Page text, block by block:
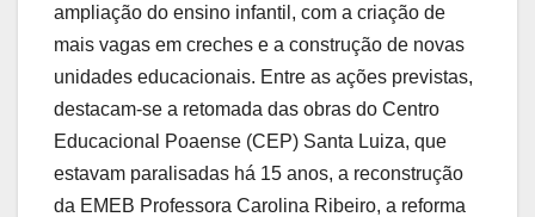
ampliação do ensino infantil, com a criação de
mais vagas em creches e a construção de novas
unidades educacionais. Entre as ações previstas,
destacam-se a retomada das obras do Centro
Educacional Poaense (CEP) Santa Luiza, que
estavam paralisadas há 15 anos, a reconstrução
da EMEB Professora Carolina Ribeiro, a reforma